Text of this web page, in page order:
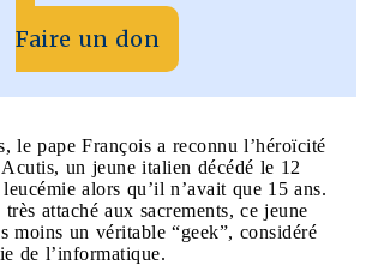
Faire un don
le pape François a reconnu l’héroïcité
un jeune italien décédé le 12
alors qu’il n’avait que 15 ans.
attaché aux sacrements, ce jeune
moins un véritable “geek”, considéré
de l’informatique.